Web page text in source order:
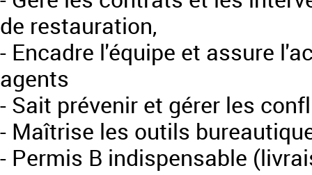
de restauration,
- Encadre l'équipe et assure
agents
- Sait prévenir et gérer les
- Maîtrise les outils
- Permis B indispensable